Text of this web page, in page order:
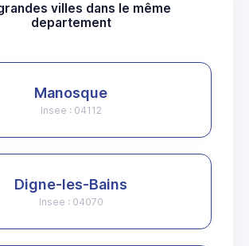
villes dans le même
departement
Manosque
Insee : 04112
Digne-les-Bains
Insee : 04070